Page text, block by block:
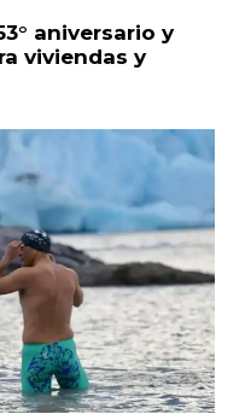
aniversario y
viviendas y